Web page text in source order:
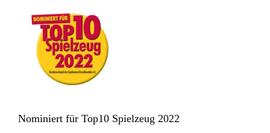
Nominiert für Top10 Spielzeug 2022